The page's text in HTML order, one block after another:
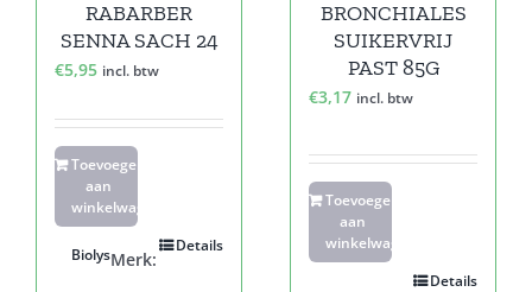
RABARBER
SENNA SACH 24
€5,95 incl. btw
Toevoegen
aan
winkelwagen
Details
Merk:
Biolys
BRONCHIALES
SUIKERVRIJ
PAST 85G
€3,17 incl. btw
Toevoegen
aan
winkelwagen
Details